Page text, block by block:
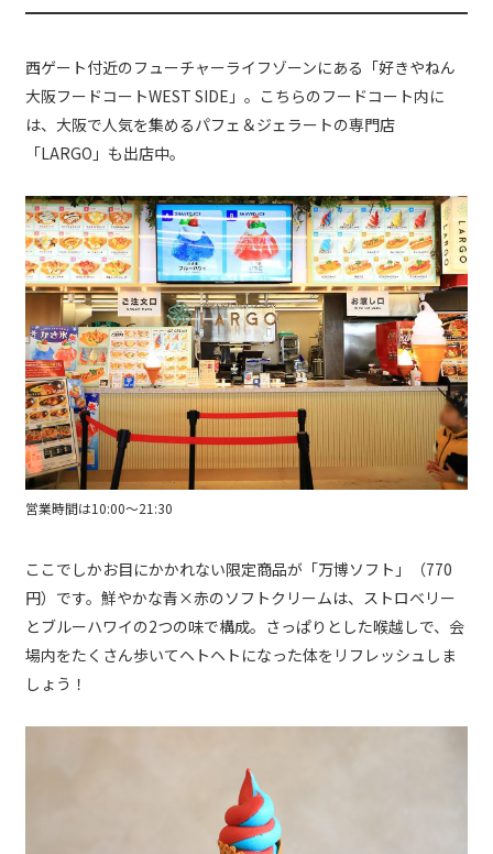
西ゲート付近のフューチャーライフゾーンにある「好きやねん
大阪フードコートWEST SIDE」。こちらのフードコート内に
は、大阪で人気を集めるパフェ＆ジェラートの専門店
「LARGO」も出店中。
営業時間は10:00～21:30
ここでしかお目にかかれない限定商品が「万博ソフト」（770
円）です。鮮やかな青×赤のソフトクリームは、ストロベリー
とブルーハワイの2つの味で構成。さっぱりとした喉越しで、会
場内をたくさん歩いてヘトヘトになった体をリフレッシュしま
しょう！